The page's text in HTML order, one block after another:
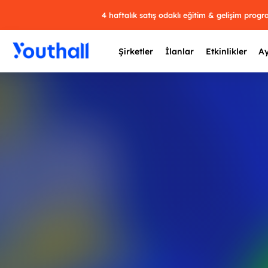
4 haftalık satış odaklı eğitim & gelişim
Şirketler İlanlar Etkinlikler